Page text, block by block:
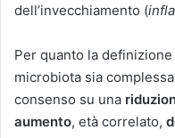
dell’invecchiamento (
Per quanto la
microbiota sia
consenso su una
aumento, età correlato,